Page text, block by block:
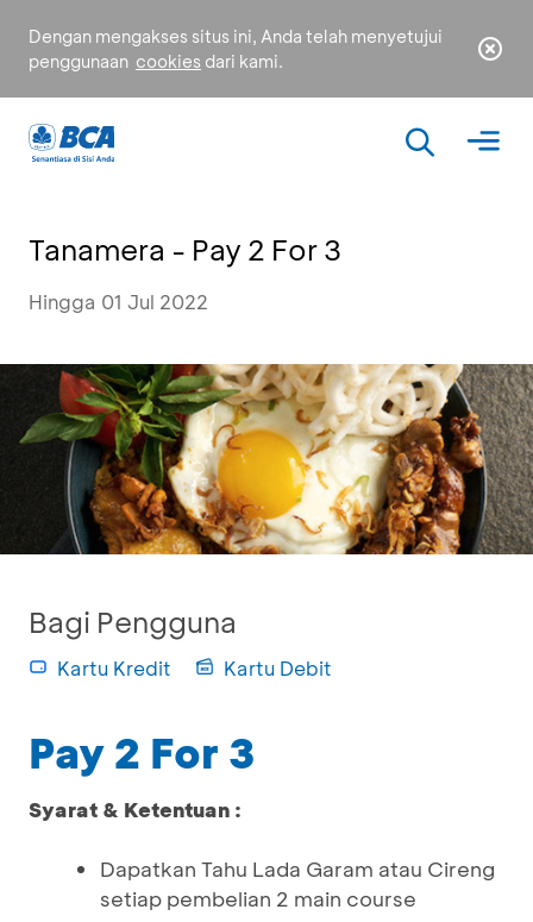
Dengan mengakses situs ini, Anda telah menyetujui
penggunaan cookies dari kami.
Tanamera - Pay 2 For 3
Hingga 01 Jul 2022
Bagi Pengguna
Kartu Kredit Kartu Debit
Pay 2 For 3
Syarat & Ketentuan :
Dapatkan Tahu Lada Garam atau Cireng
setiap pembelian 2 main course